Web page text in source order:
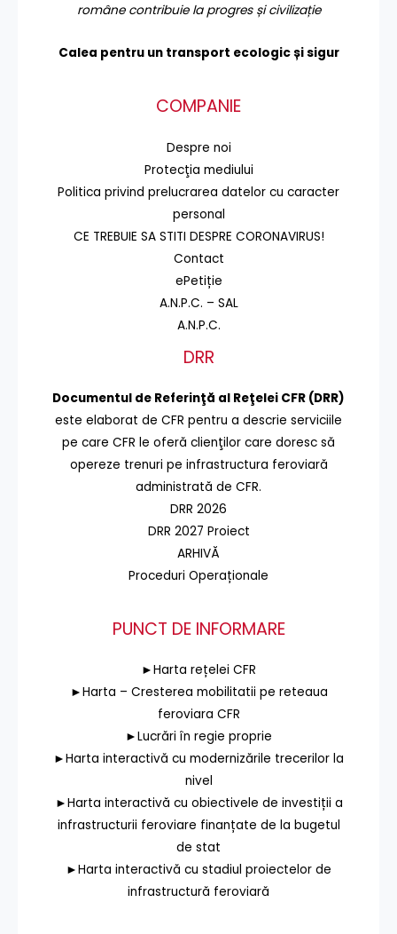
române contribuie la progres și civilizație
Calea pentru un transport ecologic și sigur
COMPANIE
Despre noi
Protecţia mediului
Politica privind prelucrarea datelor cu caracter
personal
CE TREBUIE SA STITI DESPRE CORONAVIRUS!
Contact
ePetiție
A.N.P.C. – SAL
A.N.P.C.
DRR
Documentul de Referinţă al Reţelei CFR (DRR)
este elaborat de CFR pentru a descrie serviciile
pe care CFR le oferă clienţilor care doresc să
opereze trenuri pe infrastructura feroviară
administrată de CFR.
DRR 2026
DRR 2027 Proiect
ARHIVĂ
Proceduri Operaționale
PUNCT DE INFORMARE
►Harta rețelei CFR
►Harta – Cresterea mobilitatii pe reteaua
feroviara CFR
►Lucrări în regie proprie
►Harta interactivă cu modernizările trecerilor la
nivel
►Harta interactivă cu obiectivele de investiții a
infrastructurii feroviare finanțate de la bugetul
de stat
►Harta interactivă cu stadiul proiectelor de
infrastructură feroviară